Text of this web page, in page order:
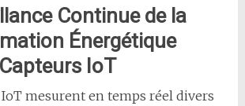
Continue de la
Énergétique
IoT
mesurent en temps réel divers